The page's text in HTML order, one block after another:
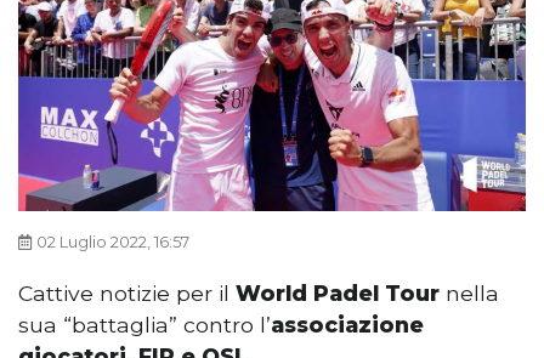
02 Luglio 2022, 16:57
Cattive notizie per il World Padel Tour nella
sua “battaglia” contro l’associazione